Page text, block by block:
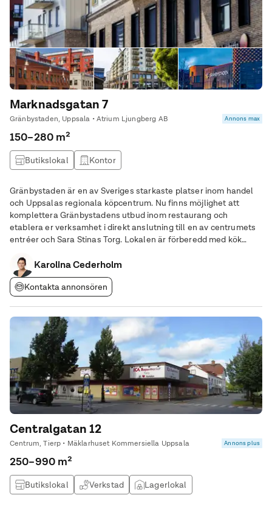
Marknadsgatan 7
Gränbystaden, Uppsala • Atrium Ljungberg AB Annons max
150–280 m²
Butikslokal Kontor
Gränbystaden är en av Sveriges starkaste platser inom handel
och Uppsalas regionala köpcentrum. Nu finns möjlighet att
komplettera Gränbystadens utbud inom restaurang och
etablera er verksamhet i direkt anslutning till en av centrumets
entréer och Sara Stinas Torg. Lokalen är förberedd med kök
en känd plats för era kunder och
Karolina Cederholm
Kontakta annonsören
Centralgatan 12
Centrum, Tierp • Mäklarhuset Kommersiella Uppsala Annons plus
250–990 m²
Butikslokal Verkstad Lagerlokal